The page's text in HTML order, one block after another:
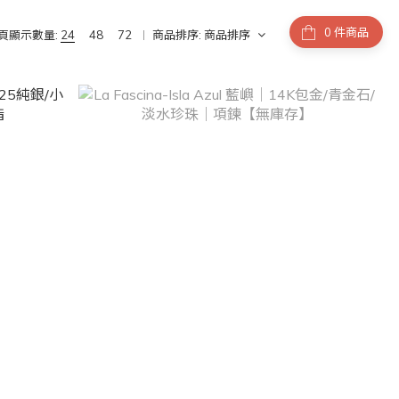
件商品
顯示數量: 24 48 72 商品排序: 商品排序